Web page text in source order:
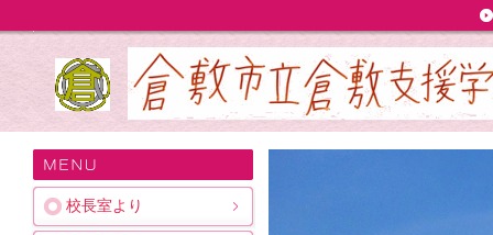
校長室より